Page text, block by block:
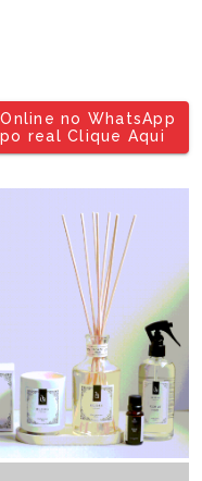
no WhatsApp
real Clique Aqui